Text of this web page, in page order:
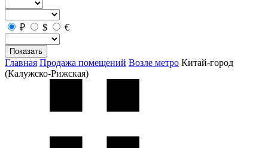
₽ $ €
Показать
Главная Продажа помещений Возле метро Китай-город
(Калужско-Рижская)